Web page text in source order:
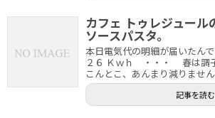
カフェ トゥレジュール
ソースパスタ。
本日電気代の明細が届いたん
２６ Ｋｗｈ ・・・ 春は調
こんとこ、あんまり減りませ
記事を読む